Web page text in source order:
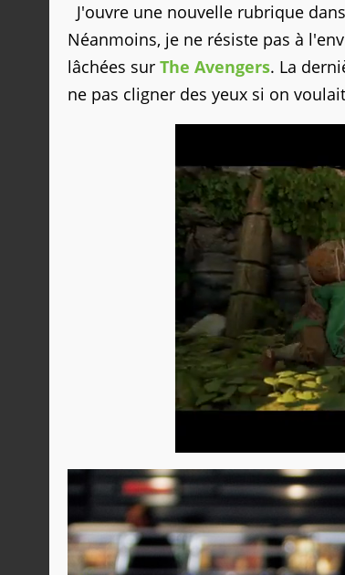
J'ouvre une nouvelle rubrique
Néanmoins, je ne résiste pas à
lâchées sur The Avengers. La
ne pas cligner des yeux si on